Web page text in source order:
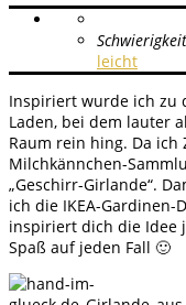
leicht
Inspiriert wurde ich zu
Laden, bei dem lauter
Raum rein hing. Da ich
Milchkännchen-
„Geschirr-Girlande“.
ich die IKEA-Gardinen-
inspiriert dich die Idee
Spaß auf jeden Fall 🙂